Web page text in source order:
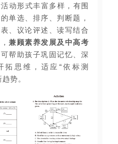
动形式丰富多样， 有围
单选、排序、判断题 ，
、议论评述、读写结合
兼顾素养发展及中高考
可帮助孩子巩固记忆、深
拓思维，适应“依标测
势。